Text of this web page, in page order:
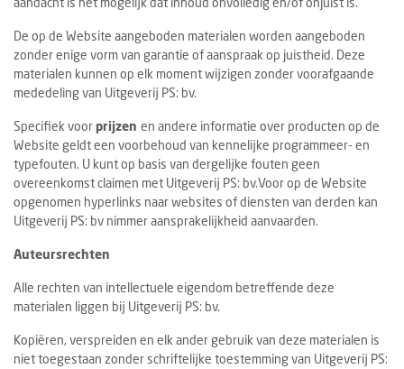
HotelSummit
De op de Website aangeboden materialen worden aangeboden
zonder enige vorm van garantie of aanspraak op juistheid. Deze
materialen kunnen op elk moment wijzigen zonder voorafgaande
mededeling van Uitgeverij PS: bv.
Specifiek voorprijzen en andere informatie over producten op de
Website geldt een voorbehoud van kennelijke programmeer- en
typefouten. U kunt op basis van dergelijke fouten geen
overeenkomst claimen met Uitgeverij PS: bv.Voor op de Website
opgenomen hyperlinks naar websites of diensten van derden kan
Uitgeverij PS: bv nimmer aansprakelijkheid aanvaarden.
Auteursrechten
Alle rechten van intellectuele eigendom betreffende deze
materialen liggen bij Uitgeverij PS: bv.
Kopiëren, verspreiden en elk ander gebruik van deze materialen is
niet toegestaan zonder schriftelijke toestemming van Uitgeverij PS: